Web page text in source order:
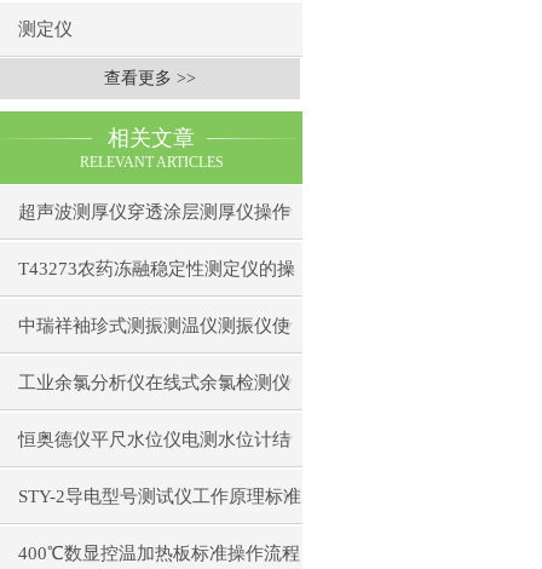
测定仪
查看更多 >>
相关文章
RELEVANT ARTICLES
超声波测厚仪穿透涂层测厚仪操作
前准备操作步骤
T43273农药冻融稳定性测定仪的操
作使用
中瑞祥袖珍式测振测温仪测振仪使
用注意事项工作原理
工业余氯分析仪在线式余氯检测仪
日常维护注意事项安装与接线步骤
恒奥德仪平尺水位仪电测水位计结
构原理操作使用
STY-2导电型号测试仪工作原理标准
操作流程
400℃数显控温加热板标准操作流程